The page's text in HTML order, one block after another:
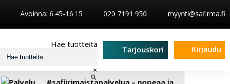
Avoinna: 6.45-16.15 020 7191 950 myynti@safirma.fi
Hae tuotteita
×
Tarjouskori Kirjaudu
#safiirimaistapalvelua – nopeaa ja